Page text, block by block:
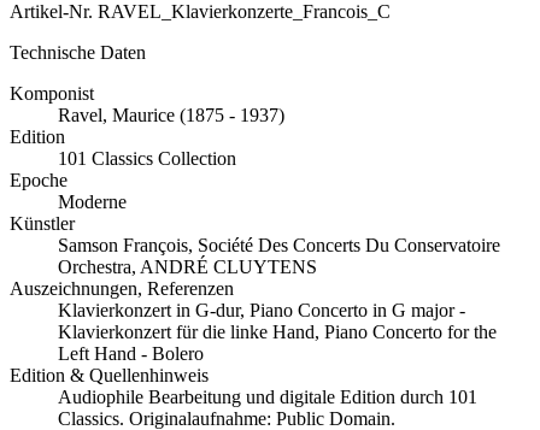
Artikel-Nr. RAVEL_Klavierkonzerte_Francois_C
Technische Daten
Komponist
Ravel, Maurice (1875 - 1937)
Edition
101 Classics Collection
Epoche
Moderne
Künstler
Samson François, Société Des Concerts Du Conservatoire
Orchestra, ANDRÉ CLUYTENS
Auszeichnungen, Referenzen
Klavierkonzert in G-dur, Piano Concerto in G major -
Klavierkonzert für die linke Hand, Piano Concerto for the
Left Hand - Bolero
Edition & Quellenhinweis
Audiophile Bearbeitung und digitale Edition durch 101
Classics. Originalaufnahme: Public Domain.